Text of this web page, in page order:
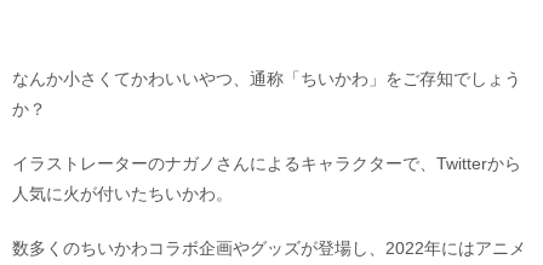
なんか小さくてかわいいやつ、通称「ちいかわ」をご存知でしょう
か？
イラストレーターのナガノさんによるキャラクターで、Twitterから
人気に火が付いたちいかわ。
数多くのちいかわコラボ企画やグッズが登場し、2022年にはアニメ